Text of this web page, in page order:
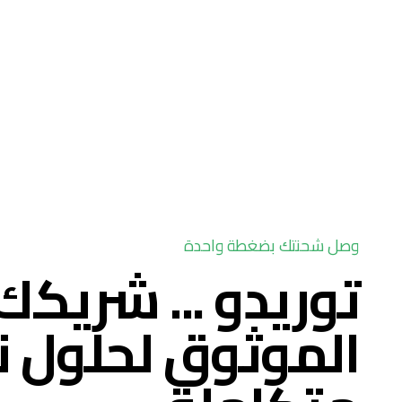
وصل شحنتك بضغطة واحدة
توريدو ...
الموثوق